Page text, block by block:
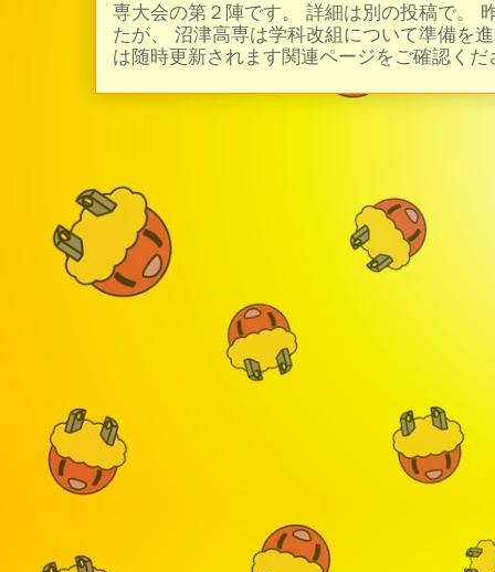
専大会の第２陣です。 詳細は別の投稿で。
たが、 沼津高専は学科改組について準備を
は随時更新されます関連ページをご確認く